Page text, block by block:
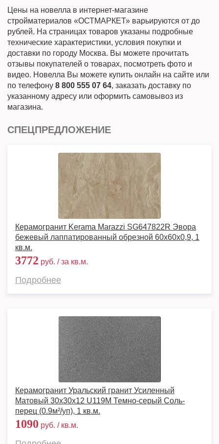
Цены на новелла в интернет-магазине
стройматериалов «ОСТМАРКЕТ» варьируются от до
рублей. На страницах товаров указаны подробные
технические характеристики, условия покупки и
доставки по городу Москва. Вы можете прочитать
отзывы покупателей о товарах, посмотреть фото и
видео. Новелла Вы можете купить онлайн на сайте или
по телефону 8 800 555 07 64, заказать доставку по
указанному адресу или оформить самовывоз из
магазина.
СПЕЦПРЕДЛОЖЕНИЕ
Керамогранит Kerama Marazzi SG647822R Эвора
бежевый лаппатированный обрезной 60x60x0,9, 1
кв.м.
3772 руб. / за кв.м.
Подробнее
Керамогранит Уральский гранит Усиленный
Матовый 30x30x12 U119M Темно-серый Соль-
перец (0.9м²/уп), 1 кв.м.
1090 руб. / кв.м.